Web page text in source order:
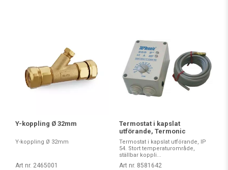
Y-koppling Ø 32mm
Y-koppling Ø 32mm
Art nr. 2465001
Termostat i kapslat
utförande, Termonic
Termostat i kapslat utförande, IP
54. Stort temperaturområde,
ställbar koppli...
Art nr. 8581642